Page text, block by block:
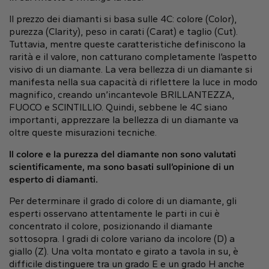
Solitario Pavè Halo
Halo Nascosto Trilogy
Forma del diamante
Rotondo Ovale Cuscino
Carta regalo digitale
Scopri di più
Tipo di diamante
Lab Grown
Smeraldo Marquise Asscher
Cuore
Pendenti
Anelli
Acquista tutto
Carta regalo digitale
Visualizza sulla mappa Direzione
Orari di Apertura
Dal Lunedì al Venerdì
9:00 - 13:00
16:30 - 20:00
Sabato
9:00 - 13:00
Le forme dei diamanti
Fluorescenza dei diamanti
Fedi nuziali
Cura dei Gioielli
Carta regalo digitale
Scopri di più
Il prezzo dei diamanti si basa sulle 4C: colore (Color),
purezza (Clarity), peso in carati (Carat) e taglio (Cut).
Tuttavia, mentre queste caratteristiche definiscono la
rarità e il valore, non catturano completamente l’aspetto
visivo di un diamante. La vera bellezza di un diamante si
manifesta nella sua capacità di riflettere la luce in modo
magnifico, creando un’incantevole BRILLANTEZZA,
FUOCO e SCINTILLIO. Quindi, sebbene le 4C siano
importanti, apprezzare la bellezza di un diamante va
oltre queste misurazioni tecniche.
Il colore e la purezza del diamante non sono valutati
scientificamente, ma sono basati sull’opinione di un
esperto di diamanti.
Per determinare il grado di colore di un diamante, gli
esperti osservano attentamente le parti in cui è
concentrato il colore, posizionando il diamante
sottosopra. I gradi di colore variano da incolore (D) a
giallo (Z). Una volta montato e girato a tavola in su, è
difficile distinguere tra un grado E e un grado H anche